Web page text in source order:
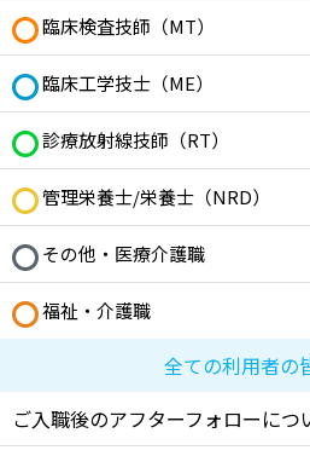
臨床検査技師（MT）
臨床工学技士（ME）
診療放射線技師（RT）
管理栄養士/栄養士（NRD）
その他・医療介護職
福祉・介護職
全ての利用者の
ご入職後のアフターフォローにつ